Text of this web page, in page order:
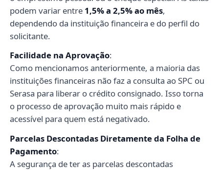
podem variar entre 1,5% a 2,5% ao mês,
dependendo da instituição financeira e do perfil do
solicitante.
Facilidade na Aprovação:
Como mencionamos anteriormente, a maioria das
instituições financeiras não faz a consulta ao SPC ou
Serasa para liberar o crédito consignado. Isso torna
o processo de aprovação muito mais rápido e
acessível para quem está negativado.
Parcelas Descontadas Diretamente da Folha de
Pagamento:
A segurança de ter as parcelas descontadas